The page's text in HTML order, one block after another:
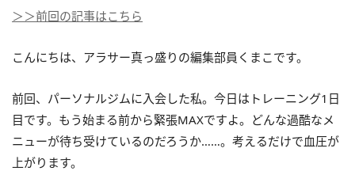
＞＞前回の記事はこちら
こんにちは、アラサー真っ盛りの編集部員くまこです。
前回、パーソナルジムに入会した私。今日はトレーニング1日
目です。もう始まる前から緊張MAXですよ。どんな過酷なメ
ニューが待ち受けているのだろうか……。考えるだけで血圧が
上がります。